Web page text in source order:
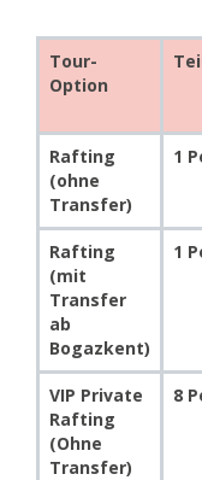
Tour-
Option
Rafting
(ohne
Transfer)
1
Rafting
(mit
Transfer
ab
Bogazkent)
1
VIP Private
Rafting
(Ohne
Transfer)
8